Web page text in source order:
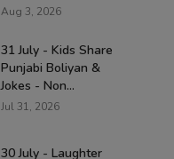
Aug 3, 2026
31 July - Kids Share
Punjabi Boliyan &
Jokes - Non...
Jul 31, 2026
30 July - Laughter